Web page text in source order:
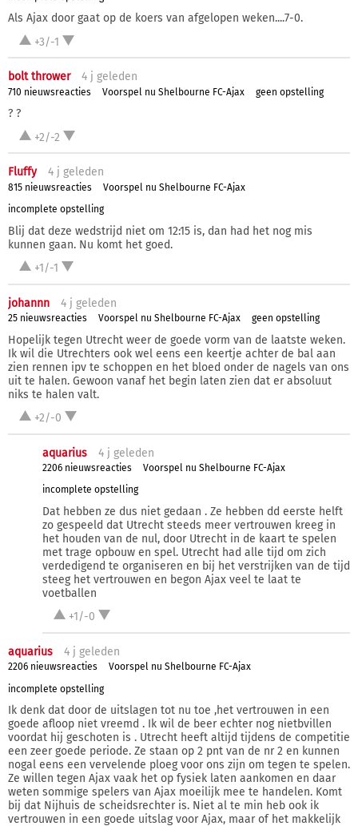
Als Ajax door gaat op de koers van afgelopen weken....7-0.
+3/-1
bolt thrower 4 j geleden
710 nieuwsreacties Voorspel nu Shelbourne FC-Ajax geen opstelling
? ?
+2/-2
Fluffy 4 j geleden
815 nieuwsreacties
Voorspel nu Shelbourne FC-Ajax
incomplete opstelling
Blij dat deze wedstrijd niet om 12:15 is, dan had het nog mis
kunnen gaan. Nu komt het goed.
+1/-1
johannn 4 j geleden
25 nieuwsreacties Voorspel nu Shelbourne FC-Ajax geen opstelling
Hopelijk tegen Utrecht weer de goede vorm van de laatste weken.
Ik wil die Utrechters ook wel eens een keertje achter de bal aan
zien rennen ipv te schoppen en het bloed onder de nagels van ons
uit te halen. Gewoon vanaf het begin laten zien dat er absoluut
niks te halen valt.
+2/-0
aquarius 4 j geleden
2206 nieuwsreacties
Voorspel nu Shelbourne FC-Ajax
incomplete opstelling
Dat hebben ze dus niet gedaan . Ze hebben dd eerste helft
zo gespeeld dat Utrecht steeds meer vertrouwen kreeg in
het houden van de nul, door Utrecht in de kaart te spelen
met trage opbouw en spel. Utrecht had alle tijd om zich
verdedigend te organiseren en bij het verstrijken van de tijd
steeg het vertrouwen en begon Ajax veel te laat te
voetballen
+1/-0
aquarius 4 j geleden
2206 nieuwsreacties
Voorspel nu Shelbourne FC-Ajax
incomplete opstelling
Ik denk dat door de uitslagen tot nu toe ,het vertrouwen in een
goede afloop niet vreemd . Ik wil de beer echter nog nietbvillen
voordat hij geschoten is . Utrecht heeft altijd tijdens de competitie
een zeer goede periode. Ze staan op 2 pnt van de nr 2 en kunnen
nogal eens een vervelende ploeg voor ons zijn om tegen te spelen.
Ze willen tegen Ajax vaak het op fysiek laten aankomen en daar
weten sommige spelers van Ajax moeilijk mee te handelen. Komt
bij dat Nijhuis de scheidsrechter is. Niet al te min heb ook ik
vertrouwen in een goede uitslag voor Ajax, maar of het makkelijk